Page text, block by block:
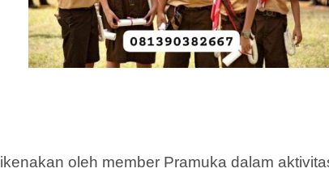
oleh member Pramuka dalam